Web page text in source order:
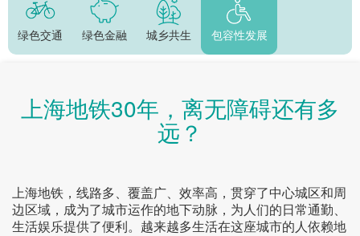
绿色交通 绿色金融 城乡共生 包容性发展
上海地铁30年，离无障碍还有多
远？
上海地铁，线路多、覆盖广、效率高，贯穿了中心城区和周
边区域，成为了城市运作的地下动脉，为人们的日常通勤、
生活娱乐提供了便利。越来越多生活在这座城市的人依赖地